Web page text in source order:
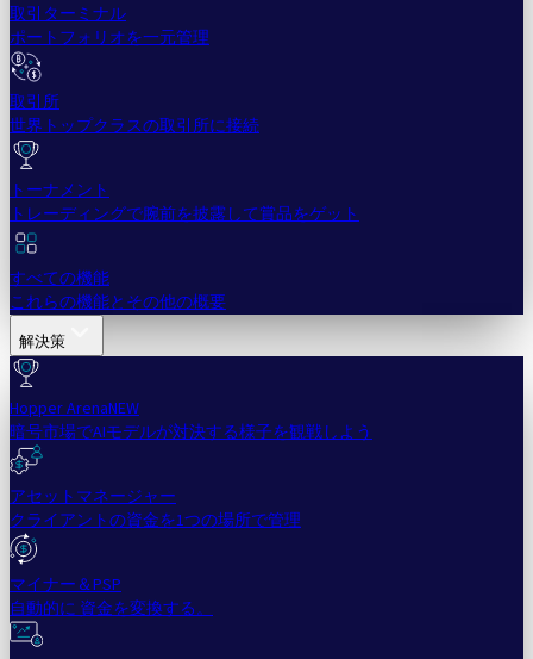
取引ターミナル
ポートフォリオを一元管理
取引所
世界トップクラスの取引所に接続
トーナメント
トレーディングで腕前を披露して賞品をゲット
すべての機能
これらの機能とその他の概要
解決策
Hopper ArenaNEW
暗号市場でAIモデルが対決する様子を観戦しよう
アセットマネージャー
クライアントの資金を1つの場所で管理
マイナー＆PSP
自動的に 資金を変換する。